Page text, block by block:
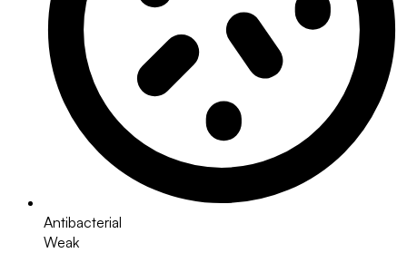
Antibacterial
Weak